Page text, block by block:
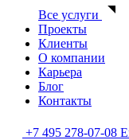
Все услуги
Проекты
Клиенты
О компании
Карьера
Блог
Контакты
+7 495 278-07-08